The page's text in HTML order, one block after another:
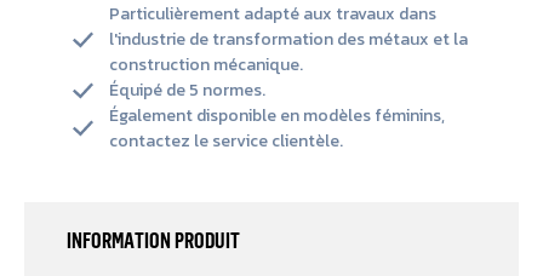
Particulièrement adapté aux travaux dans
l'industrie de transformation des métaux et la
construction mécanique.
Équipé de 5 normes.
Également disponible en modèles féminins,
contactez le service clientèle.
INFORMATION PRODUIT